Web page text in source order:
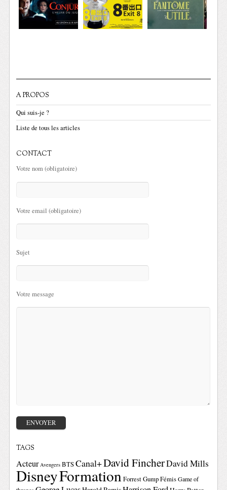
A PROPOS
Qui suis-je ?
Liste de tous les articles
CONTACT
Votre nom (obligatoire)
Votre email (obligatoire)
Sujet
Votre message
TAGS
Acteur Avengers BTSCanal+David FincherDavid Mills
DisneyFormationForrest GumpFémis Game of